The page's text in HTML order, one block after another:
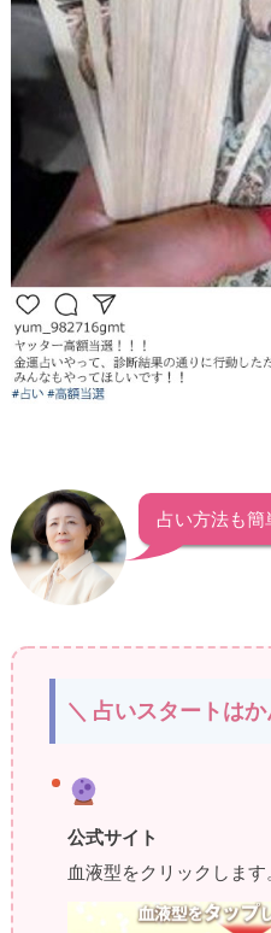
占い方法も簡
＼ 占いスタートは
公式サイト
血液型をクリックします